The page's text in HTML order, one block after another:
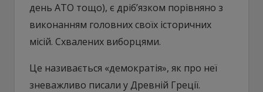
день АТО тощо), є дріб’язком порівняно з
виконанням головних своїх історичних
місій. Схвалених виборцями.
Це називається «демократія», як про неї
зневажливо писали у Древній Греції.